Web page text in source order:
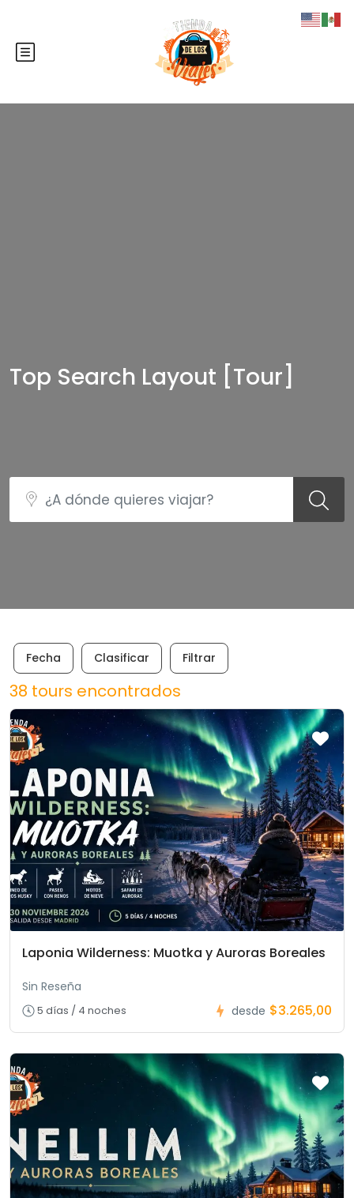
Top Search Layout [Tour]
Fecha Clasificar Filtrar
38 tours encontrados
Laponia Wilderness: Muotka y Auroras Boreales
Sin Reseña
5 días / 4 noches desde $3.265,00